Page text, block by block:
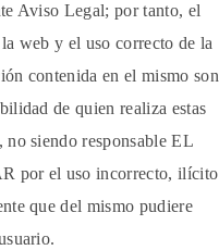
Aviso Legal; por tanto, el
la web y el uso correcto de la
contenida en el mismo son
de quien realiza estas
no siendo responsable EL
por el uso incorrecto, ilícito
que del mismo pudiere